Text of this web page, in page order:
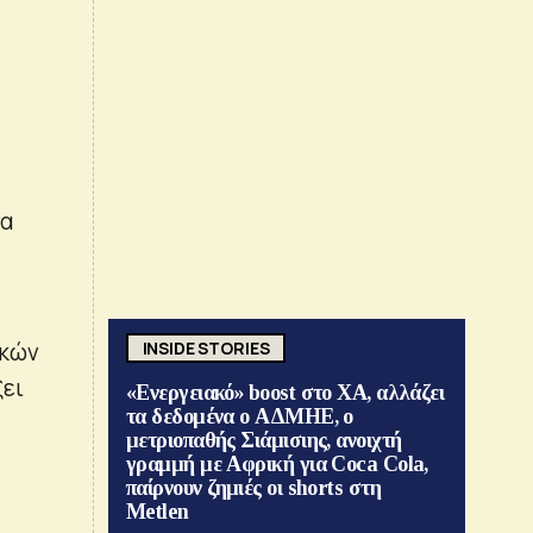
INSIDE STORIES
«Ενεργειακό» boost στο ΧΑ, αλλάζει
τα δεδομένα ο ΑΔΜΗΕ, ο
μετριοπαθής Σιάμισιης, ανοιχτή
γραμμή με Αφρική για Coca Cola,
παίρνουν ζημιές οι shorts στη
Metlen